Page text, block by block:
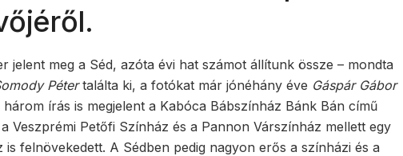
jelent meg a Séd, azóta évi hat számot állítunk össze – mondta
Pétertalálta ki, a fotókat már jónéhány éve Gáspár Gábor
írás is megjelent a Kabóca Bábszínház Bánk Bán című
Veszprémi Petőfi Színház és a Pannon Várszínház mellett egy
felnövekedett. A Sédben pedig nagyon erős a színházi és a